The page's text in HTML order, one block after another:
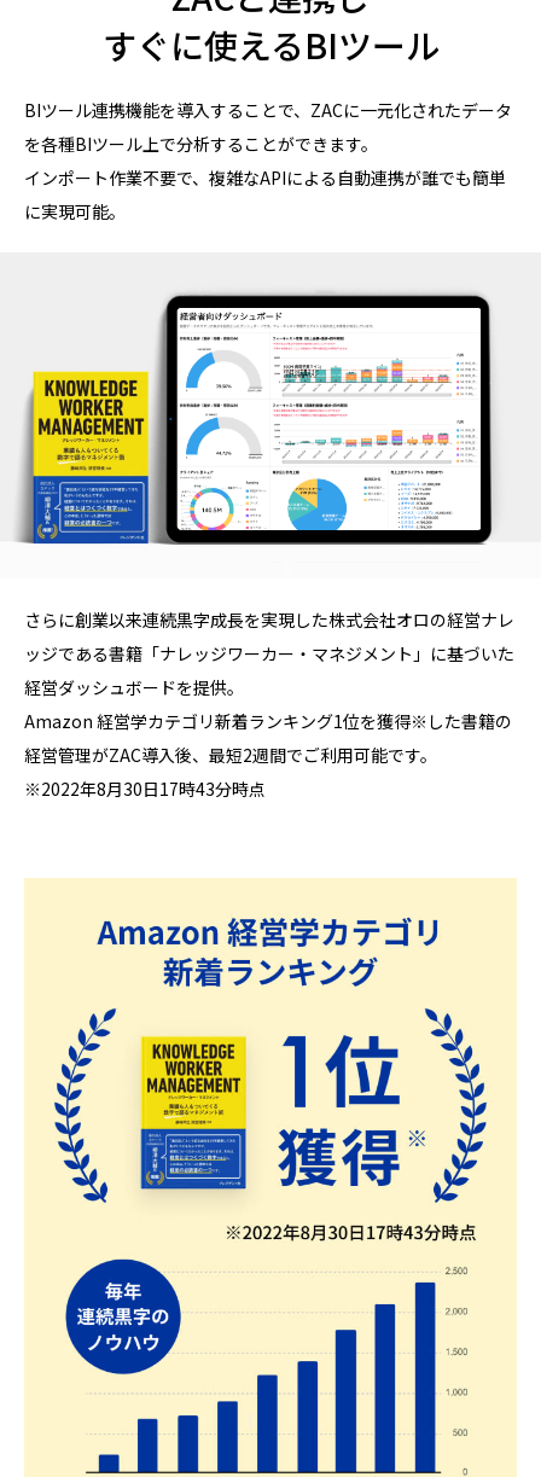
すぐに使えるBIツール
BIツール連携機能を導入することで、ZACに一元化されたデータ
を各種BIツール上で分析することができます。
インポート作業不要で、複雑なAPIによる自動連携が誰でも簡単
に実現可能。
さらに創業以来連続黒字成長を実現した株式会社オロの経営ナレ
ッジである書籍「ナレッジワーカー・マネジメント」に基づいた
経営ダッシュボードを提供。
Amazon 経営学カテゴリ新着ランキング1位を獲得※した書籍の
経営管理がZAC導入後、最短2週間でご利用可能です。
※2022年8月30日17時43分時点